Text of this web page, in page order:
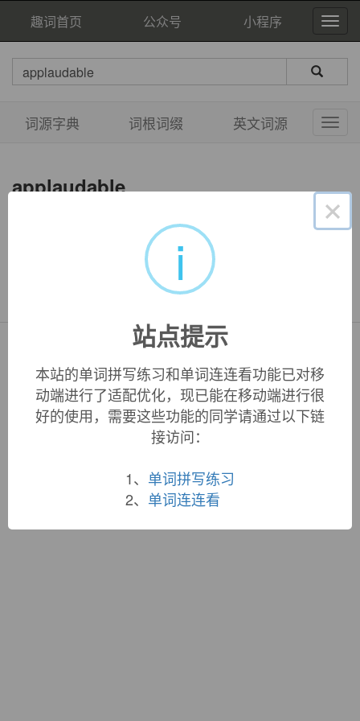
趣词首页 公众号 小程序
词源字典 词根词缀 英文词源
applaudable
Copyright © QuWord.com All Rights Reserved.
词根大全|联系站长
蜀ICP备19033398号-1
×
i
站点提示
本站的单词拼写练习和单词连连看功能已对移
动端进行了适配优化，现已能在移动端进行很
好的使用，需要这些功能的同学请通过以下链
接访问：
1、 单词拼写练习
2、 单词连连看